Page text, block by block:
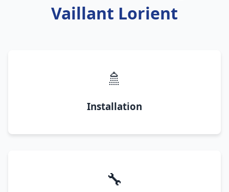
Vaillant Lorient
🚿
Installation
🔧